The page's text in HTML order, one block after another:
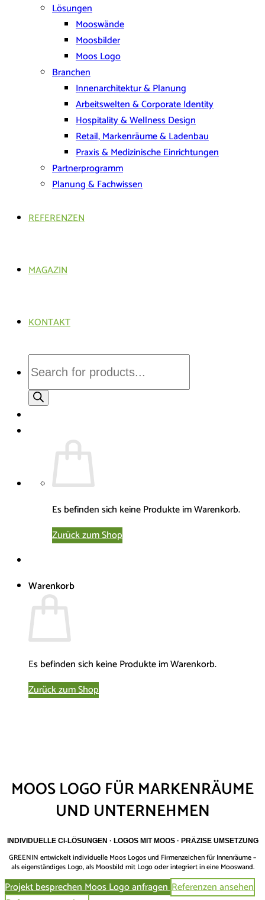
Lösungen
Mooswände
Moosbilder
Moos Logo
Branchen
Innenarchitektur & Planung
Arbeitswelten & Corporate Identity
Hospitality & Wellness Design
Retail, Markenräume & Ladenbau
Praxis & Medizinische Einrichtungen
Partnerprogramm
Planung & Fachwissen
REFERENZEN
MAGAZIN
KONTAKT
search
Es befinden sich keine Produkte im Warenkorb.
Zurück zum Shop
Warenkorb
Es befinden sich keine Produkte im Warenkorb.
Zurück zum Shop
MOOS LOGO FÜR MARKENRÄUME
UND UNTERNEHMEN
INDIVIDUELLE CI-LÖSUNGEN · LOGOS MIT MOOS · PRÄZISE UMSETZUNG
GREENIN entwickelt individuelle Moos Logos und Firmenzeichen für Innenräume –
als eigenständiges Logo, als Moosbild mit Logo oder integriert in eine Mooswand.
Projekt besprechenMoos Logo anfragen Referenzen ansehen